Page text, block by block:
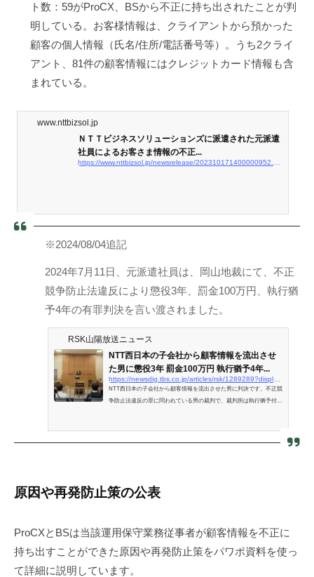
ト数：59がProCX、BSから不正に持ち出されたことが判
明している。お客様情報は、クライアントから預かった
顧客の個人情報（氏名/住所/電話番号等）。うち2クライ
アント、81件の顧客情報にはクレジットカード情報も含
まれている。
www.nttbizsol.jp
ＮＴＴビジネスソリューションズに派遣された元派遣
社員によるお客さま情報の不正...
※2024/08/04追記
2024年7月11日、元派遣社員は、岡山地裁にて、不正
競争防止法違反により懲役3年、罰金100万円、執行猶
予4年の有罪判決を言い渡されました。
RSK山陽放送ニュース
NTT西日本の子会社から顧客情報を流出させ
た男に懲役3年 罰金100万円 執行猶予4年...
NTT西日本の子会社から顧客情報を流出させた男に判決です。不正競
争防止法違反の罪に問われている男の裁判で、裁判所は執行猶予付き
原因や再発防止策の公表
ProCXとBSは当該運用保守業務従事者が顧客情報を不正に
持ち出すことができた原因や再発防止策をパワポ資料を使っ
て詳細に説明しています。